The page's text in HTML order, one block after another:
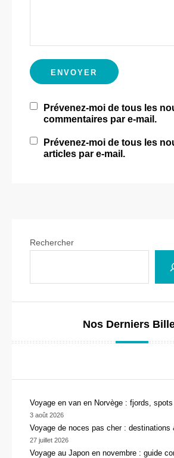
Prévenez-moi de tous les
commentaires par e-mail.
Prévenez-moi de tous les
articles par e-mail.
Rechercher
Nos Derniers
Voyage en van en Norvège : fjords,
3 août 2026
Voyage de noces pas cher : destinations
27 juillet 2026
Voyage au Japon en novembre : guide